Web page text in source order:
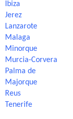
Ibiza
Jerez
Lanzarote
Malaga
Minorque
Murcia-Corvera
Palma de
Majorque
Reus
Tenerife